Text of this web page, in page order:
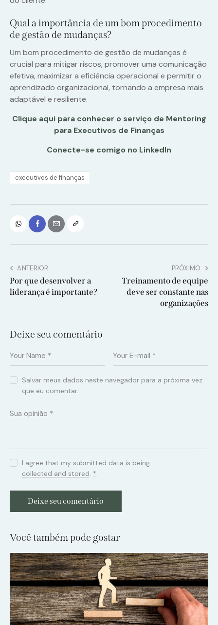
Qual a importância de um bom procedimento
de gestão de mudanças?
Um bom procedimento de gestão de mudanças é
crucial para mitigar riscos, promover uma comunicação
efetiva, maximizar a eficiência operacional e permitir o
aprendizado organizacional, tornando a empresa mais
adaptável e resiliente.
Clique aqui para conhecer o serviço de Mentoring
para Executivos de Finanças
Conecte-se comigo no LinkedIn
executivos de finanças
ANTERIOR
Por que desenvolver a
liderança é importante?
PRÓXIMO
Treinamento de equipe
deve ser constante nas
organizações
Deixe seu comentário
Salvar meus dados neste navegador para a próxima vez
que eu comentar.
I agree that my submitted data is being
collected and stored. *
Você também pode gostar